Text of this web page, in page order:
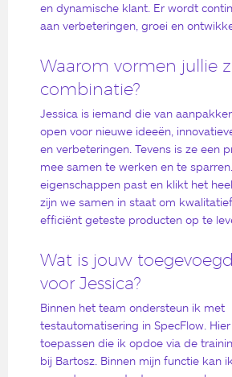
en dynamische klant. Er wordt
aan verbeteringen, groei en
Waarom vormen jullie
combinatie?
Jessica is iemand die van
open voor nieuwe ideeën,
en verbeteringen. Tevens is ze een
mee samen te werken en te
eigenschappen past en klikt het
zijn we samen in staat om
efficiënt geteste producten op te
Wat is jouw
voor Jessica?
Binnen het team ondersteun ik met
testautomatisering in SpecFlow.
toepassen die ik opdoe via de
bij Bartosz. Binnen mijn functie kan